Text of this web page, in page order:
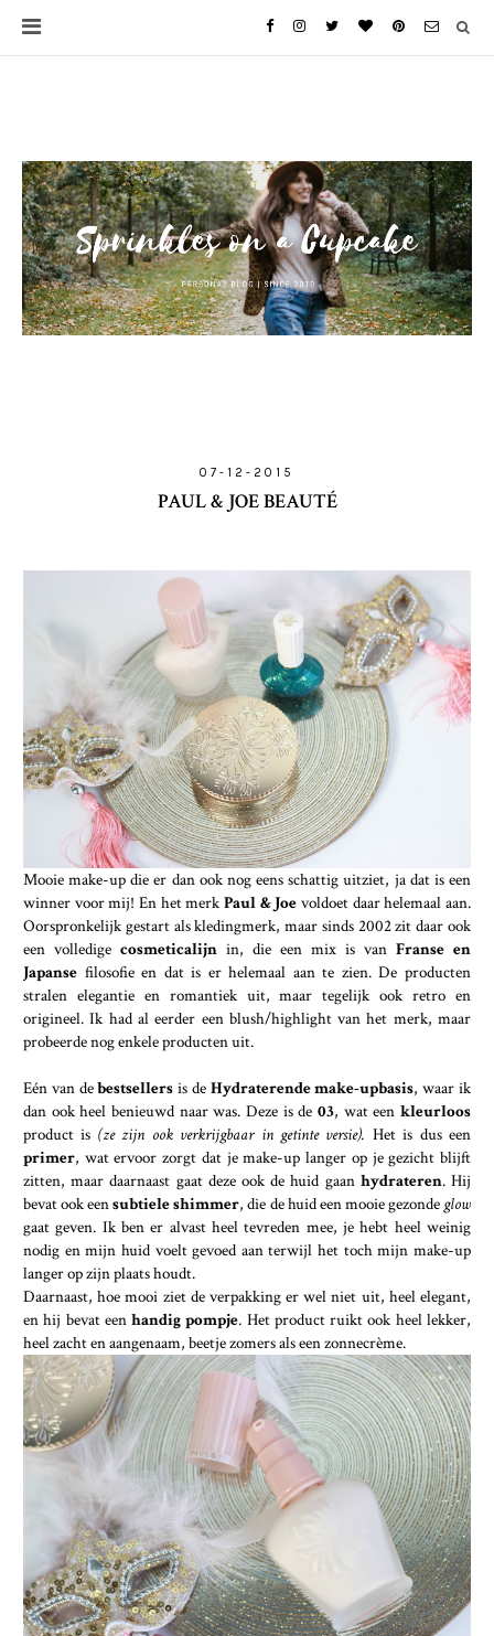
07-12-2015
PAUL & JOE BEAUTÉ
Mooie make-up die er dan ook nog eens schattig uitziet, ja dat is een
winner voor mij! En het merkPaul & Joe voldoet daar helemaal aan.
Oorspronkelijk gestart als kledingmerk, maar sinds 2002 zit daar ook
een volledige cosmeticalijn in, die een mix is van Franse en
Japanse filosofie en dat is er helemaal aan te zien. De producten
stralen elegantie en romantiek uit, maar tegelijk ook retro en
origineel. Ik had al eerder een blush/highlight van het merk, maar
probeerde nog enkele producten uit.
Eén van debestsellers is de Hydraterende make-upbasis, waar ik
dan ook heel benieuwd naar was. Deze is de 03, wat een kleurloos
product is (ze zijn ook verkrijgbaar in getinte versie). Het is dus een
primer, wat ervoor zorgt dat je make-up langer op je gezicht blijft
zitten, maar daarnaast gaat deze ook de huid gaan hydrateren. Hij
bevat ook eensubtiele shimmer, die de huid een mooie gezonde glow
gaat geven. Ik ben er alvast heel tevreden mee, je hebt heel weinig
nodig en mijn huid voelt gevoed aan terwijl het toch mijn make-up
langer op zijn plaats houdt.
Daarnaast, hoe mooi ziet de verpakking er wel niet uit, heel elegant,
en hij bevat eenhandig pompje. Het product ruikt ook heel lekker,
heel zacht en aangenaam, beetje zomers als een zonnecrème.